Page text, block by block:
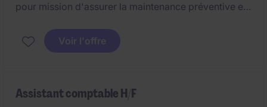
pour mission d'assurer la maintenance préventive et
des règles de qualité/sécurité et des bonnes
pratiques du bâtiment.
Voir l'offre
Assistant comptable H/F